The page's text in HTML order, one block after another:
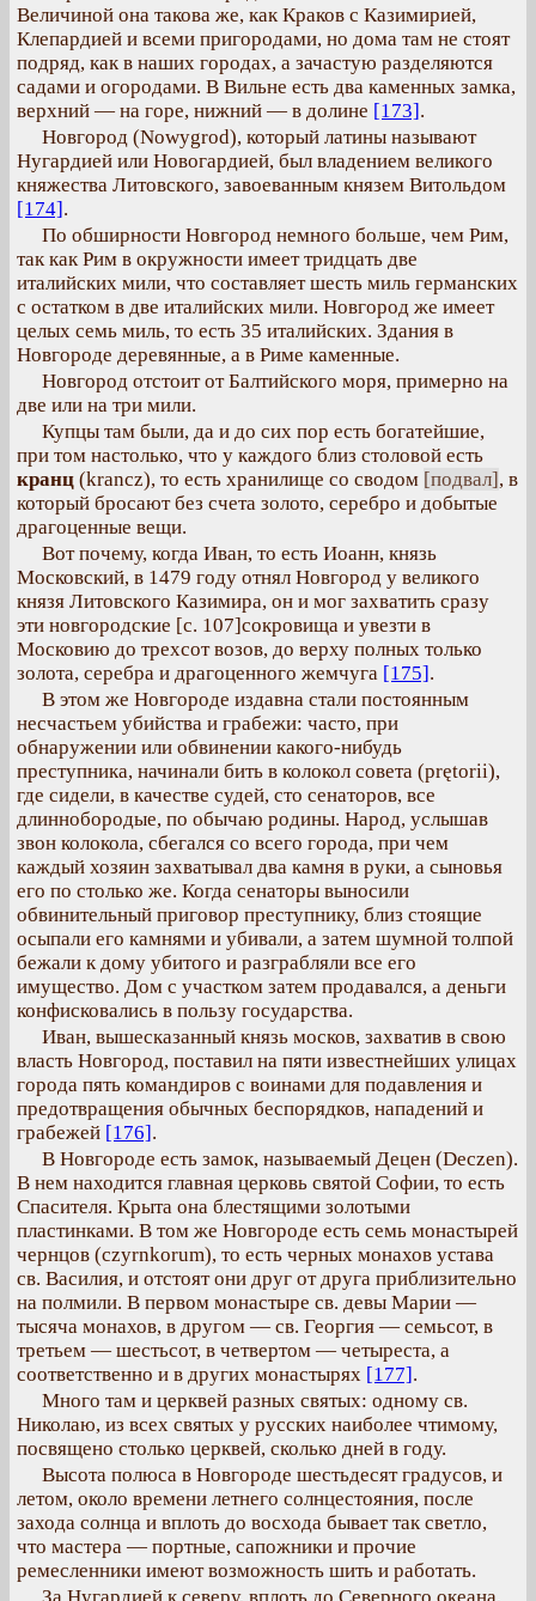
Величиной она такова же, как Краков с Казимирией,
Клепардией и всеми пригородами, но дома там не стоят
подряд, как в наших городах, а зачастую разделяются
садами и огородами. В Вильне есть два каменных замка,
верхний — на горе, нижний — в долине [173].
Новгород (Nowygrod), который латины называют
Нугардией или Новогардией, был владением великого
княжества Литовского, завоеванным князем Витольдом
[174].
По обширности Новгород немного больше, чем Рим,
так как Рим в окружности имеет тридцать две
италийских мили, что составляет шесть миль германских
с остатком в две италийских мили. Новгород же имеет
целых семь миль, то есть 35 италийских. Здания в
Новгороде деревянные, а в Риме каменные.
Новгород отстоит от Балтийского моря, примерно на
две или на три мили.
Купцы там были, да и до сих пор есть богатейшие,
при том настолько, что у каждого близ столовой есть
кpанц (krancz), то есть хранилище со сводом [подвал], в
который бросают без счета золото, серебро и добытые
драгоценные вещи.
Вот почему, когда Иван, то есть Иоанн, князь
Московский, в 1479 году отнял Новгород у великого
князя Литовского Казимира, он и мог захватить сразу
эти новгородские [с. 107]сокровища и увезти в
Московию до трехсот возов, до верху полных только
золота, серебра и драгоценного жемчуга [175].
В этом же Новгороде издавна стали постоянным
несчастьем убийства и грабежи: часто, при
обнаружении или обвинении какого-нибудь
преступника, начинали бить в колокол совета (prętorii),
где сидели, в качестве судей, сто сенаторов, все
длиннобородые, по обычаю родины. Народ, услышав
звон колокола, сбегался со всего города, при чем
каждый хозяин захватывал два камня в руки, а сыновья
его по столько же. Когда сенаторы выносили
обвинительный приговор преступнику, близ стоящие
осыпали его камнями и убивали, а затем шумной толпой
бежали к дому убитого и разграбляли все его
имущество. Дом с участком затем продавался, а деньги
конфисковались в пользу государства.
Иван, вышесказанный князь москов, захватив в свою
власть Новгород, поставил на пяти известнейших улицах
города пять командиров с воинами для подавления и
предотвращения обычных беспорядков, нападений и
грабежей [176].
В Новгороде есть замок, называемый Децен (Deczen).
В нем находится главная церковь святой Софии, то есть
Спасителя. Крыта она блестящими золотыми
пластинками. В том же Новгороде есть семь монастырей
чернцов (czyrnkorum), то есть черных монахов устава
св. Василия, и отстоят они друг от друга приблизительно
на полмили. В первом монастыре св. девы Марии —
тысяча монахов, в другом — св. Георгия — семьсот, в
третьем — шестьсот, в четвертом — четыреста, а
соответственно и в других монастырях [177].
Много там и церквей разных святых: одному св.
Николаю, из всех святых у русских наиболее чтимому,
посвящено столько церквей, сколько дней в году.
Высота полюса в Новгороде шестьдесят градусов, и
летом, около времени летнего солнцестояния, после
захода солнца и вплоть до восхода бывает так светло,
что мастера — портные, сапожники и прочие
ремесленники имеют возможность шить и работать.